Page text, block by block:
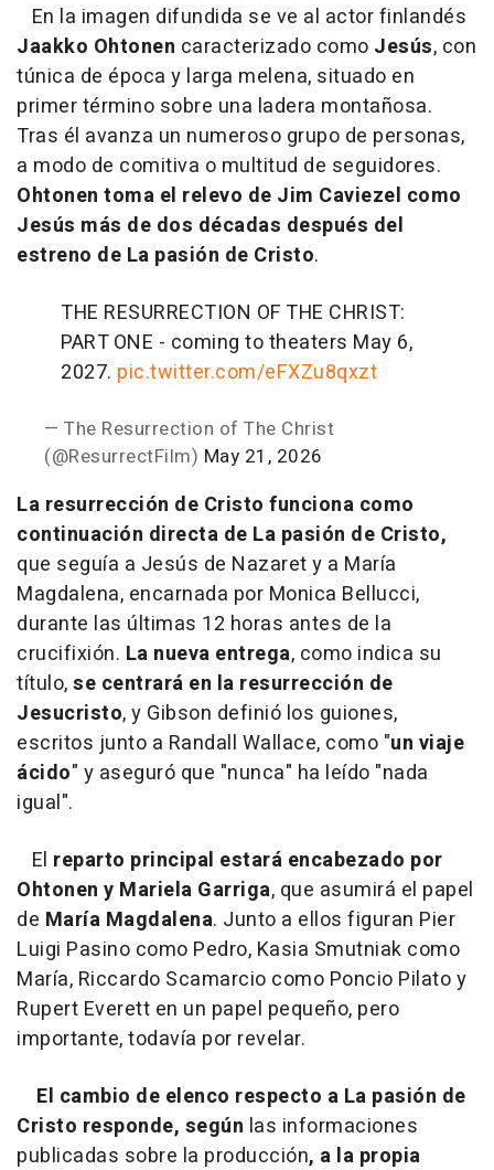
En la imagen difundida se ve al actor finlandés
Jaakko Ohtonen caracterizado como Jesús, con
túnica de época y larga melena, situado en
primer término sobre una ladera montañosa.
Tras él avanza un numeroso grupo de personas,
a modo de comitiva o multitud de seguidores.
Ohtonen toma el relevo de Jim Caviezel como
Jesús más de dos décadas después del
estreno de La pasión de Cristo.
THE RESURRECTION OF THE CHRIST:
PART ONE - coming to theaters May 6,
2027. pic.twitter.com/eFXZu8qxzt
— The Resurrection of The Christ
(@ResurrectFilm) May 21, 2026
La resurrección de Cristo funciona como
continuación directa de La pasión de Cristo,
que seguía a Jesús de Nazaret y a María
Magdalena, encarnada por Monica Bellucci,
durante las últimas 12 horas antes de la
crucifixión. La nueva entrega, como indica su
título,se centrará en la resurrección de
Jesucristo, y Gibson definió los guiones,
escritos junto a Randall Wallace, como "un viaje
ácido" y aseguró que "nunca" ha leído "nada
igual".
El reparto principal estará encabezado por
Ohtonen y Mariela Garriga, que asumirá el papel
de María Magdalena. Junto a ellos figuran Pier
Luigi Pasino como Pedro, Kasia Smutniak como
María, Riccardo Scamarcio como Poncio Pilato y
Rupert Everett en un papel pequeño, pero
importante, todavía por revelar.
El cambio de elenco respecto a La pasión de
Cristo responde, según las informaciones
publicadas sobre la producción, a la propia